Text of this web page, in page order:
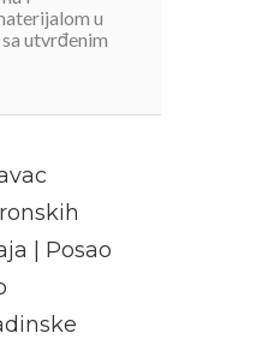
u
utvrđenim
| Posao